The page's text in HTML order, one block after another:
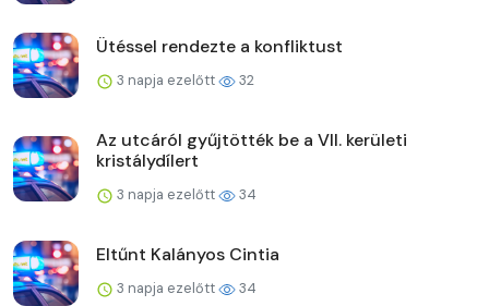
Ütéssel rendezte a konfliktust
3 napja ezelőtt 32
Az utcáról gyűjtötték be a VII. kerületi
kristálydílert
3 napja ezelőtt 34
Eltűnt Kalányos Cintia
3 napja ezelőtt 34